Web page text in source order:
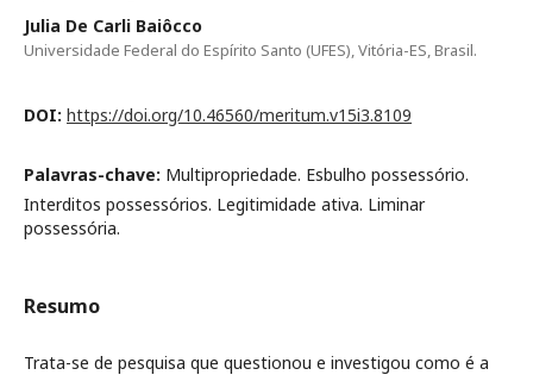
Julia De Carli Baiôcco
Universidade Federal do Espírito Santo (UFES), Vitória-ES, Brasil.
DOI: https://doi.org/10.46560/meritum.v15i3.8109
Palavras-chave: Multipropriedade. Esbulho possessório.
Interditos possessórios. Legitimidade ativa. Liminar
possessória.
Resumo
Trata-se de pesquisa que questionou e investigou como é a